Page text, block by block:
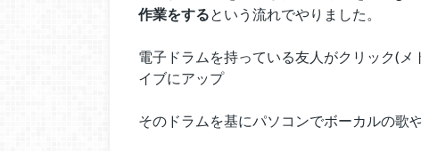
作業をするという流れでやりました。
電子ドラムを持っている友人がクリック(
イブにアップ
そのドラムを基にパソコンでボーカルの歌